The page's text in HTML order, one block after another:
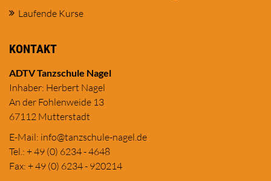
Laufende Kurse
KONTAKT
ADTV Tanzschule Nagel
Inhaber: Herbert Nagel
An der Fohlenweide 13
67112 Mutterstadt
E-Mail: info@tanzschule-nagel.de
Tel.: + 49 (0) 6234 - 4648
Fax: + 49 (0) 6234 - 920214